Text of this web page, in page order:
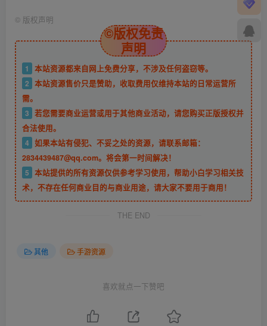
© 版权声明
©版权免责
声明
1
本站资源都来自网上免费分享，不涉及任何盗窃等。
2 本站资源售价只是赞助，收取费用仅维持本站的日常运营所
需。
3 若您需要商业运营或用于其他商业活动，请您购买正版授权并
合法使用。
4 如果本站有侵犯、不妥之处的资源，请联系邮箱：
2834439487@qq.com。将会第一时间解决！
5 本站提供的所有资源仅供参考学习使用，帮助小白学习相关技
术，不存在任何商业目的与商业用途，请大家不要用于商用！
THE END
其他 手游资源
喜欢就点一下赞吧